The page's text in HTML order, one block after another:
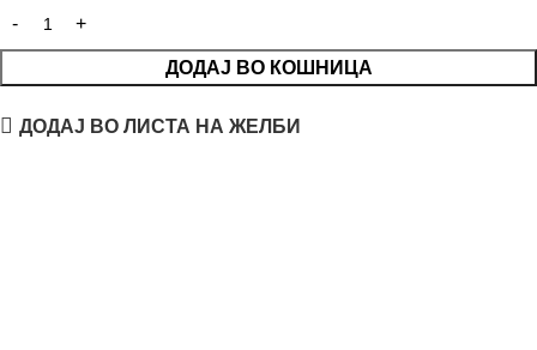
ДОДАЈ ВО КОШНИЦА
ДОДАЈ ВО ЛИСТА НА ЖЕЛБИ